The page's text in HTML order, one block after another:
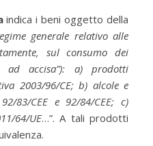
indica i beni oggetto della
generale relativo alle
sul consumo dei
ad accisa”): a) prodotti
2003/96/CE; b) alcole e
83/CEE e 92/84/CEE; c)
64/UE…”. A tali prodotti